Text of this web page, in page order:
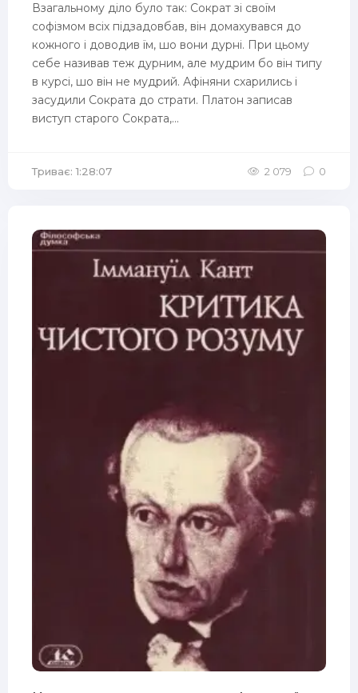
Взагальному діло було так: Сократ зі своїм
софізмом всіх підзадовбав, він домахувався до
кожного і доводив їм, шо вони дурні. При цьому
себе називав теж дурним, але мудрим бо він типу
в курсі, шо він не мудрий. Афіняни схарились і
засудили Сократа до страти. Платон записав
виступ старого Сократа,...
Триває: 1:28:07 2 079 0